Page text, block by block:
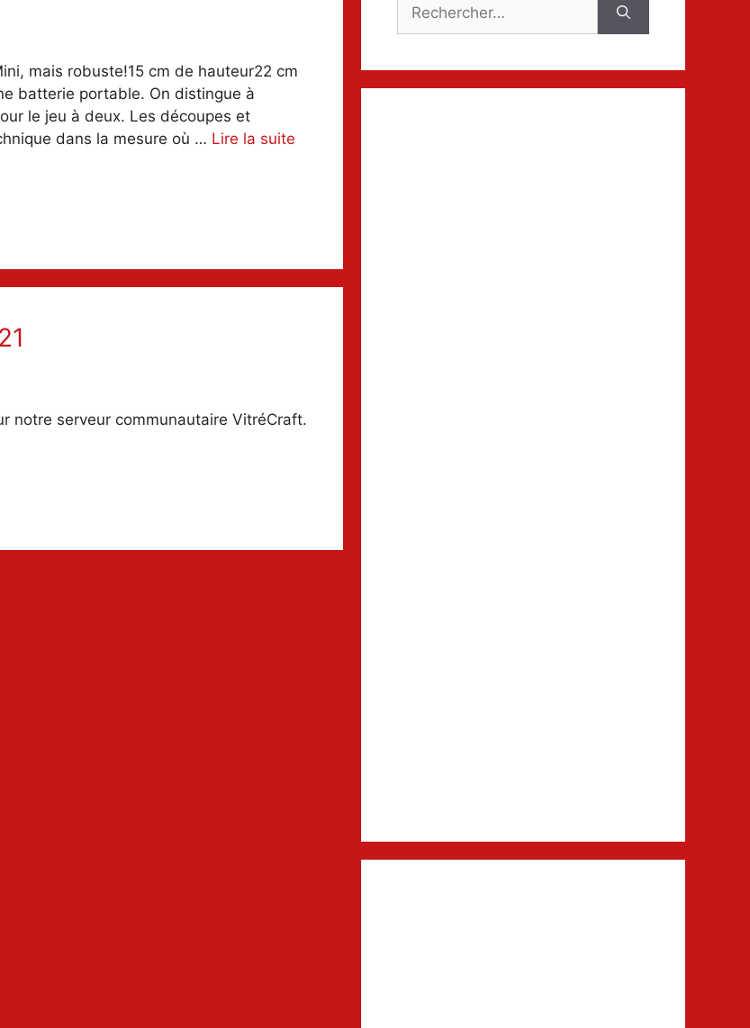
mais robuste!15 cm de hauteur22 cm
batterie portable. On distingue à
le jeu à deux. Les découpes et
dans la mesure où … Lire la suite
notre serveur communautaire VitréCraft.